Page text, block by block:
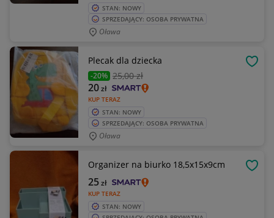
STAN: NOWY
SPRZEDAJĄCY: OSOBA PRYWATNA
Oława
Plecak dla dziecka
-20% 25,00 zł
KUP TERAZ
20zł
STAN: NOWY
SPRZEDAJĄCY: OSOBA PRYWATNA
Oława
Organizer na biurko 18,5x15x9cm
KUP TERAZ
25zł
STAN: NOWY